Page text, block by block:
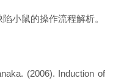
小鼠的操作流程解析。
(2006). Induction of